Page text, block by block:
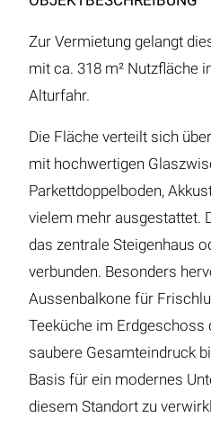
Zur Vermietung gelangt
mit ca. 318 m² Nutzfläche
Alturfahr.
Die Fläche verteilt sich
mit hochwertigen
Parkettdoppelboden,
vielem mehr ausgestattet.
das zentrale Steigenhaus
verbunden. Besonders
Aussenbalkone für
Teeküche im Erdgeschoss
saubere Gesamteindruck
Basis für ein modernes
diesem Standort zu